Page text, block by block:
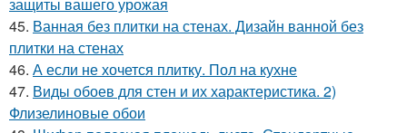
защиты вашего урожая
45. Ванная без плитки на стенах. Дизайн ванной без
плитки на стенах
46. А если не хочется плитку. Пол на кухне
47. Виды обоев для стен и их характеристика. 2)
Флизелиновые обои